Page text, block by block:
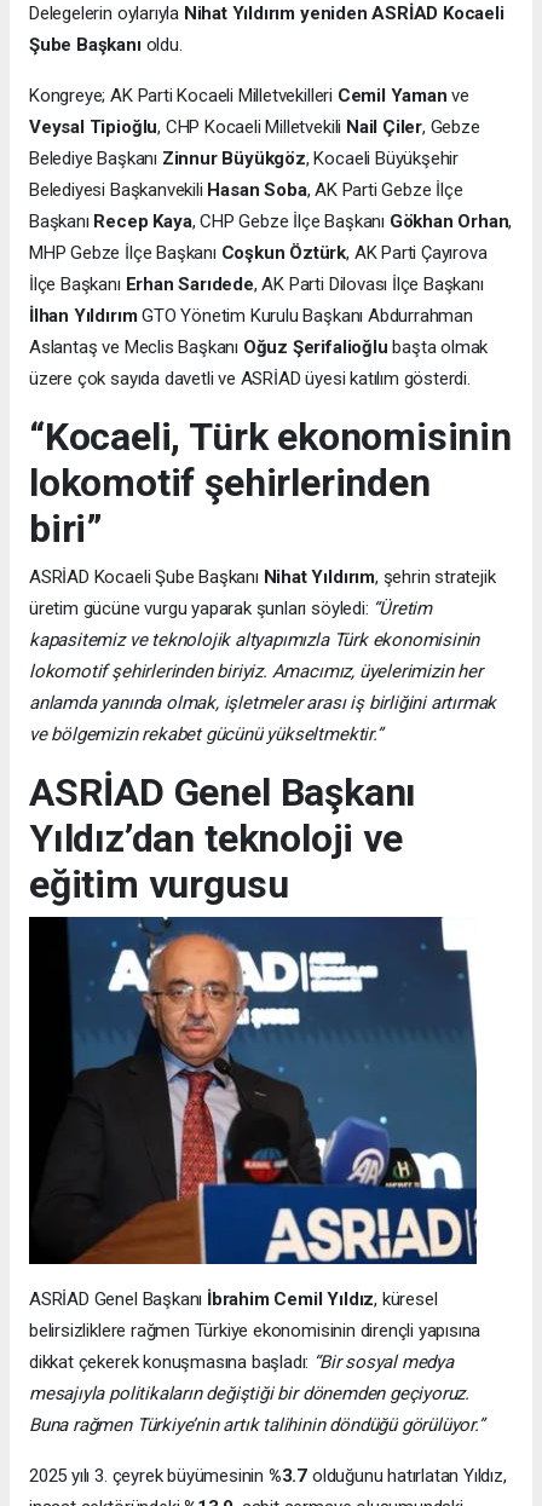
Delegelerin oylarıyla Nihat Yıldırım yeniden ASRİAD Kocaeli
Şube Başkanıoldu.
Kongreye; AK Parti Kocaeli Milletvekilleri Cemil Yaman ve
Veysal Tipioğlu, CHP Kocaeli Milletvekili Nail Çiler, Gebze
Belediye Başkanı Zinnur Büyükgöz, Kocaeli Büyükşehir
Belediyesi Başkanvekili Hasan Soba, AK Parti Gebze İlçe
Başkanı Recep Kaya, CHP Gebze İlçe Başkanı Gökhan Orhan,
MHP Gebze İlçe Başkanı Coşkun Öztürk, AK Parti Çayırova
İlçe Başkanı Erhan Sarıdede, AK Parti Dilovası İlçe Başkanı
İlhan YıldırımGTO Yönetim Kurulu Başkanı Abdurrahman
Aslantaş ve Meclis Başkanı Oğuz Şerifalioğlu başta olmak
üzere çok sayıda davetli ve ASRİAD üyesi katılım gösterdi.
“Kocaeli, Türk ekonomisinin
lokomotif şehirlerinden
biri”
ASRİAD Kocaeli Şube Başkanı Nihat Yıldırım, şehrin stratejik
üretim gücüne vurgu yaparak şunları söyledi: “Üretim
kapasitemiz ve teknolojik altyapımızla Türk ekonomisinin
lokomotif şehirlerinden biriyiz. Amacımız, üyelerimizin her
anlamda yanında olmak, işletmeler arası iş birliğini artırmak
ve bölgemizin rekabet gücünü yükseltmektir.”
ASRİAD Genel Başkanı
Yıldız’dan teknoloji ve
eğitim vurgusu
ASRİAD Genel Başkanı İbrahim Cemil Yıldız, küresel
belirsizliklere rağmen Türkiye ekonomisinin dirençli yapısına
dikkat çekerek konuşmasına başladı: “Bir sosyal medya
mesajıyla politikaların değiştiği bir dönemden geçiyoruz.
Buna rağmen Türkiye’nin artık talihinin döndüğü görülüyor.”
2025 yılı 3. çeyrek büyümesinin %3.7 olduğunu hatırlatan Yıldız,